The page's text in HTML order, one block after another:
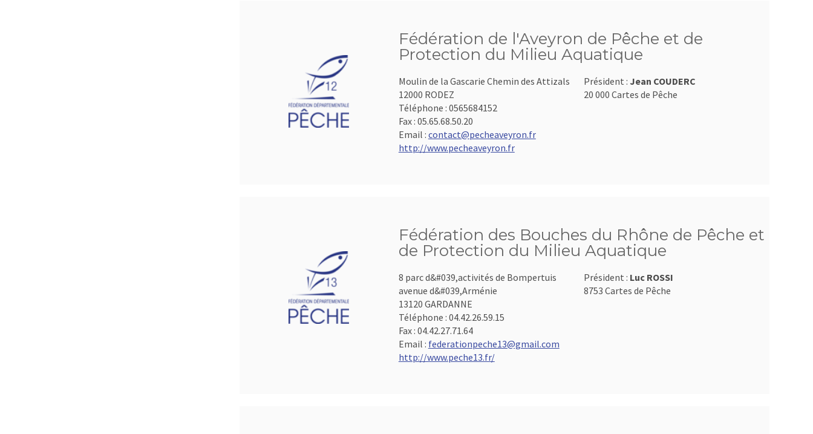
Fédération de l'Aveyron de Pêche et de
Protection du Milieu Aquatique
Moulin de la Gascarie Chemin des Attizals
12000 RODEZ
Téléphone : 0565684152
Fax : 05.65.68.50.20
Email : contact@pecheaveyron.fr
http://www.pecheaveyron.fr
Président : Jean COUDERC
20 000 Cartes de Pêche
Fédération des Bouches du Rhône de Pêche et
de Protection du Milieu Aquatique
8 parc d&#039,activités de Bompertuis
avenue d&#039,Arménie
13120 GARDANNE
Téléphone : 04.42.26.59.15
Fax : 04.42.27.71.64
Email : federationpeche13@gmail.com
http://www.peche13.fr/
Président : Luc ROSSI
8753 Cartes de Pêche